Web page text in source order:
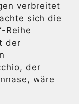
verbreitet
sich die
Reihe
der
der
wäre